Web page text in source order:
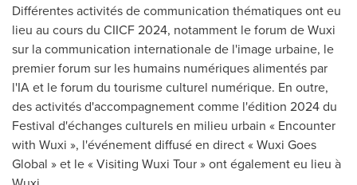
Différentes activités de communication thématiques ont eu
lieu au cours du CIICF 2024, notamment le forum de Wuxi
sur la communication internationale de l'image urbaine, le
premier forum sur les humains numériques alimentés par
l'IA et le forum du tourisme culturel numérique. En outre,
des activités d'accompagnement comme l'édition 2024 du
Festival d'échanges culturels en milieu urbain « Encounter
with Wuxi », l'événement diffusé en direct « Wuxi Goes
Global » et le « Visiting Wuxi Tour » ont également eu lieu à